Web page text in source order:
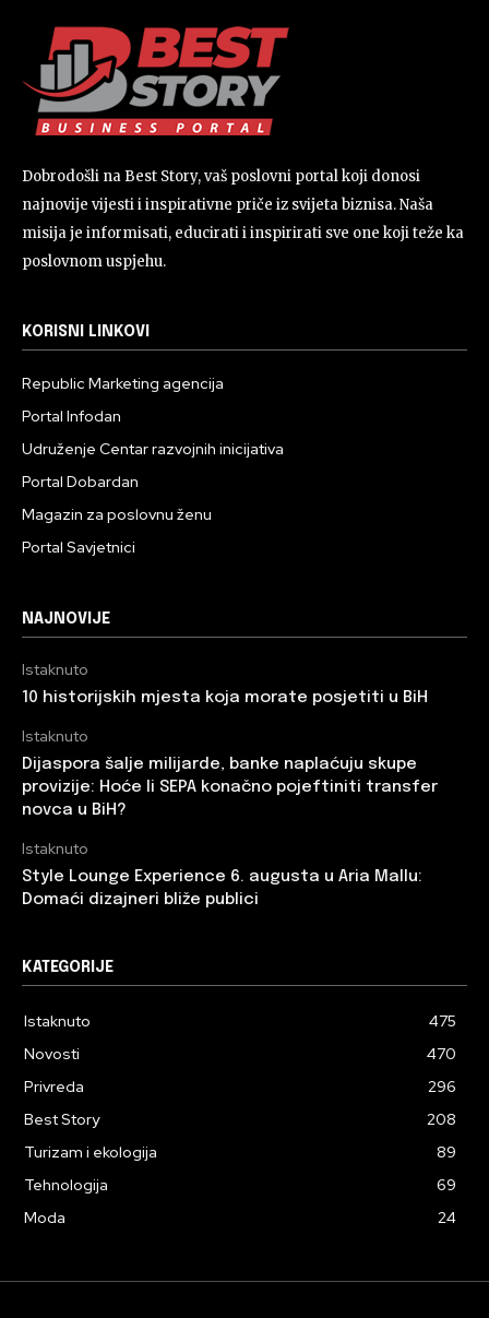
Dobrodošli na Best Story, vaš poslovni portal koji donosi
najnovije vijesti i inspirativne priče iz svijeta biznisa. Naša
misija je informisati, educirati i inspirirati sve one koji teže ka
poslovnom uspjehu.
KORISNI LINKOVI
Republic Marketing agencija
Portal Infodan
Udruženje Centar razvojnih inicijativa
Portal Dobardan
Magazin za poslovnu ženu
Portal Savjetnici
NAJNOVIJE
Istaknuto
10 historijskih mjesta koja morate posjetiti u BiH
Istaknuto
Dijaspora šalje milijarde, banke naplaćuju skupe
provizije: Hoće li SEPA konačno pojeftiniti transfer
novca u BiH?
Istaknuto
Style Lounge Experience 6. augusta u Aria Mallu:
Domaći dizajneri bliže publici
KATEGORIJE
Istaknuto
475
Novosti
470
Privreda
296
Best Story
208
Turizam i ekologija
89
Tehnologija
69
Moda
24